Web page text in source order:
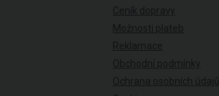
Ceník dopravy
Možnosti plateb
Reklamace
Obchodní podmínky
Ochrana osobních údajů